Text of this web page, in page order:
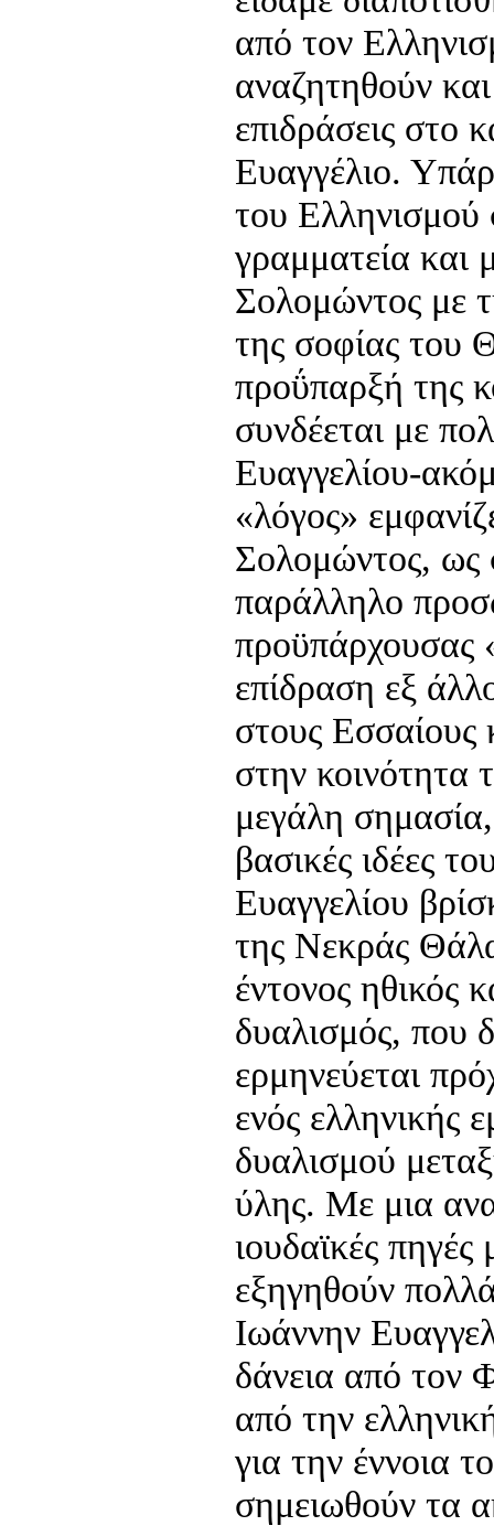
από τον
αναζητηθούν
επιδράσεις στο
Ευαγγέλιο.
του Ελληνισμού
γραμματεία και
Σολομώντος με
της σοφίας του
προΰπαρξή της
συνδέεται με
Ευαγγελίου-
«λόγος»
Σολομώντος, ως
παράλληλο
προϋπάρχουσας
επίδραση εξ
στους Εσσαίους
στην κοινότητα
μεγάλη σημασία,
βασικές ιδέες
Ευαγγελίου
της Νεκράς
έντονος ηθικός
δυαλισμός, που
ερμηνεύεται
ενός ελληνικής
δυαλισμού
ύλης. Με μια
ιουδαϊκές
εξηγηθούν
Ιωάννην
δάνεια από τον
από την
για την έννοια
σημειωθούν τα